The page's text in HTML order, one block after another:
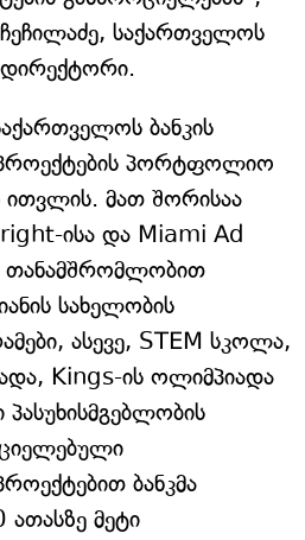
საქართველოს
დირექტორი.
ბანკის
პორტფოლიო
ითვლის. მათ შორისაა
ისა და Miami Ad
სახელობის
ასევე, STEM სკოლა,
Kings-ის ოლიმპიადა
ბანკმა
მეტი